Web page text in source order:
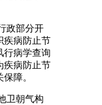
政部分开
疾病防止节
行病学查询
疾病防止节
障。
朝气构